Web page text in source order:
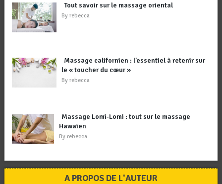
Tout savoir sur le massage oriental
By rebecca
Massage californien : l’essentiel à retenir sur
le « toucher du cœur »
By rebecca
Massage Lomi-Lomi : tout sur le massage
Hawaïen
By rebecca
A PROPOS DE L'AUTEUR